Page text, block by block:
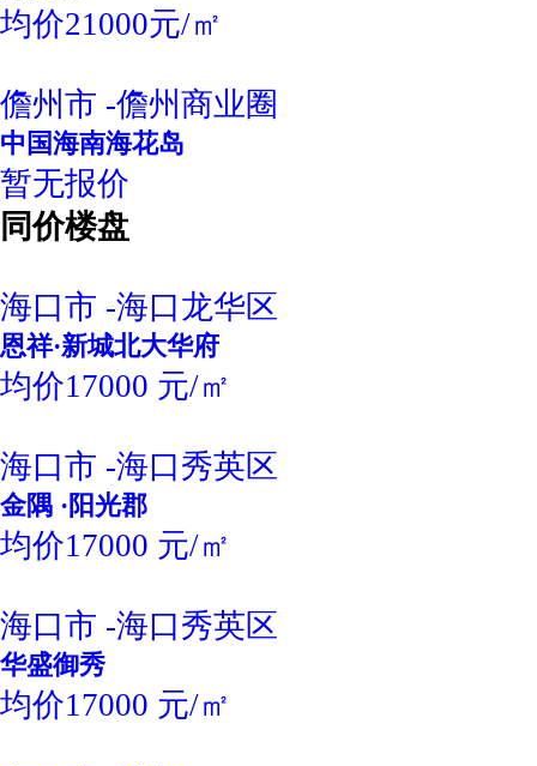
均价21000元/㎡
儋州市 -儋州商业圈
中国海南海花岛
暂无报价
同价楼盘
海口市 -海口龙华区
恩祥·新城北大华府
均价17000 元/㎡
海口市 -海口秀英区
金隅 ·阳光郡
均价17000 元/㎡
海口市 -海口秀英区
华盛御秀
均价17000 元/㎡